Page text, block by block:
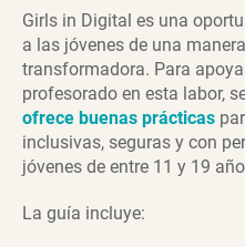
Girls in Digital es una
a las jóvenes de una
transformadora. Para
profesorado en esta labor,
ofrece buenas prácticas
inclusivas, seguras y con
jóvenes de entre 11 y 19
La guía incluye: